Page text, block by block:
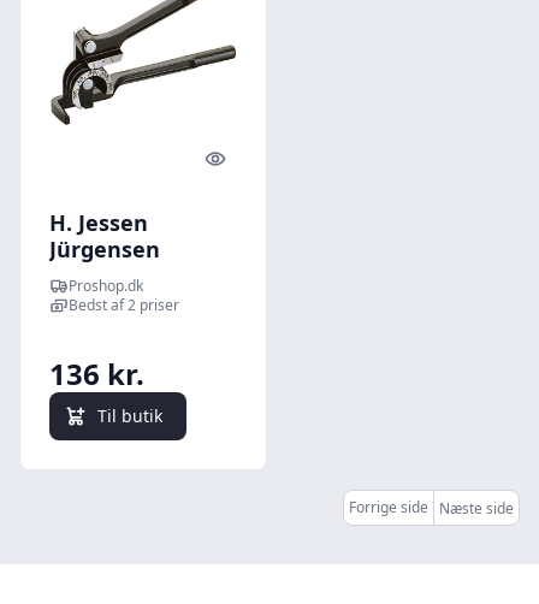
Quick look
H. Jessen
Jürgensen
Bukkeværktøj
1/4", 5/16", 3/8",
Proshop.dk
Bedst af 2 priser
136 kr.
Til butik
Forrige side Næste side